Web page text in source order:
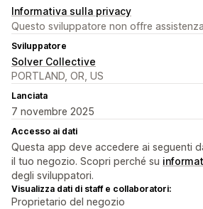
Informativa sulla privacy
Questo sviluppatore non offre
Sviluppatore
Solver Collective
PORTLAND, OR, US
Lanciata
7 novembre 2025
Accesso ai dati
Questa app deve accedere ai seguenti
il tuo negozio. Scopri perché su
degli sviluppatori.
Visualizza dati di staff e collaboratori:
Proprietario del negozio